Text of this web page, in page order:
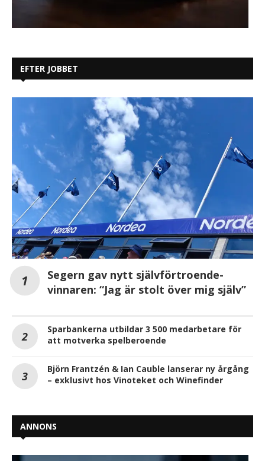
EFTER JOBBET
Segern gav nytt självförtroende-
vinnaren: “Jag är stolt över mig själv”
Sparbankerna utbildar 3 500 medarbetare för
att motverka spelberoende
Björn Frantzén & Ian Cauble lanserar ny årgång
– exklusivt hos Vinoteket och Winefinder
ANNONS